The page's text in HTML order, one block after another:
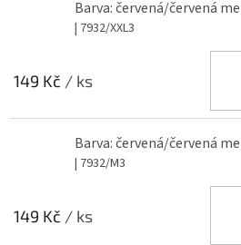
Barva: červená/červená
| 7932/XXL3
149 Kč / ks
Barva: červená/červená
| 7932/M3
149 Kč / ks